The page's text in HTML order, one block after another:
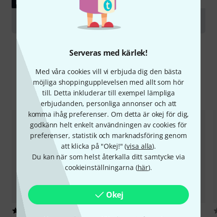
Serveras med kärlek!
Med våra cookies vill vi erbjuda dig den bästa
möjliga shoppingupplevelsen med allt som hör
till. Detta inkluderar till exempel lämpliga
erbjudanden, personliga annonser och att
komma ihåg preferenser. Om detta är okej för dig,
godkänn helt enkelt användningen av cookies för
preferenser, statistik och marknadsföring genom
att klicka på "Okej!" (visa alla).
Du kan när som helst återkalla ditt samtycke via
cookieinställningarna (här).
Okej
Jämför alternativ